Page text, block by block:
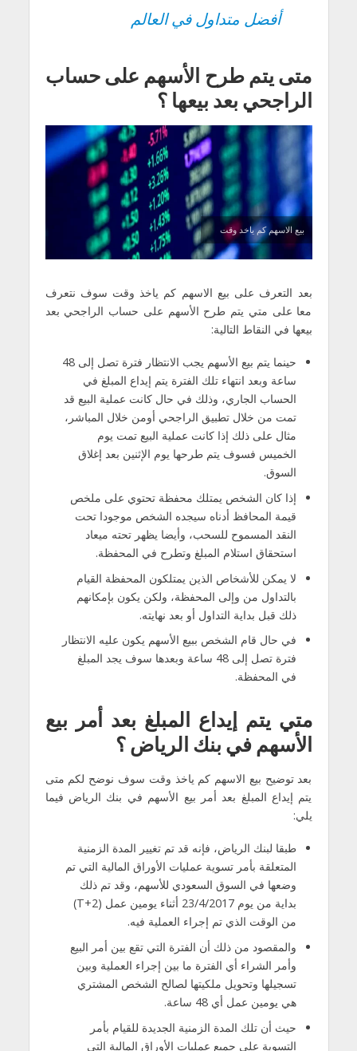
أفضل متداول في العالم
متى يتم طرح الأسهم على حساب
الراجحي بعد بيعها ؟
بيع الاسهم كم ياخد وقت
بعد التعرف على بيع الاسهم كم ياخذ وقت سوف نتعرف
معا على متي يتم طرح الأسهم على حساب الراجحي بعد
بيعها في النقاط التالية:
حينما يتم بيع الأسهم يجب الانتظار فترة تصل إلى 48
ساعة وبعد انتهاء تلك الفترة يتم إيداع المبلغ في
الحساب الجاري، وذلك في حال كانت عملية البيع قد
تمت من خلال تطبيق الراجحي أومن خلال المباشر،
مثال على ذلك إذا كانت عملية البيع تمت يوم
الخميس فسوف يتم طرحها يوم الإثنين بعد إغلاق
السوق.
إذا كان الشخص يمتلك محفظة تحتوي على ملخص
قيمة المحافظ أدناه سيجده الشخص موجودا تحت
النقد المسموح للسحب، وأيضا يظهر تحته ميعاد
استحقاق استلام المبلغ وتطرح في المحفظة.
لا يمكن للأشخاص الذين يمتلكون المحفظة القيام
بالتداول من وإلى المحفظة، ولكن يكون بإمكانهم
ذلك قبل بداية التداول أو بعد نهايته.
في حال قام الشخص ببيع الأسهم يكون عليه الانتظار
فترة تصل إلى 48 ساعة وبعدها سوف يجد المبلغ
في المحفظة.
متي يتم إيداع المبلغ بعد أمر بيع
الأسهم في بنك الرياض ؟
بعد توضيح بيع الاسهم كم ياخذ وقت سوف نوضح لكم متى
يتم إيداع المبلغ بعد أمر بيع الأسهم في بنك الرياض فيما
يلي:
طبقا لبنك الرياض، فإنه قد تم تغيير المدة الزمنية
المتعلقة بأمر تسوية عمليات الأوراق المالية التي تم
وضعها في السوق السعودي للأسهم، وقد تم ذلك
بداية من يوم 23/4/2017 أثناء يومين عمل (T+2)
من الوقت الذي تم إجراء العملية فيه.
والمقصود من ذلك أن الفترة التي تقع بين أمر البيع
وأمر الشراء أي الفترة ما بين إجراء العملية وبين
تسجيلها وتحويل ملكيتها لصالح الشخص المشتري
هي يومين عمل أي 48 ساعة.
حيث أن تلك المدة الزمنية الجديدة للقيام بأمر
التسوية على جميع عمليات الأوراق المالية التي